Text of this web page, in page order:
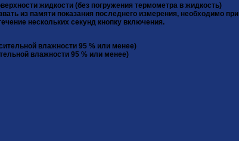
жидкости (без погружения термометра в жидкость)
из памяти показания последнего измерения, необходимо при
нескольких секунд кнопку включения.
влажности 95 % или менее)
влажности 95 % или менее)